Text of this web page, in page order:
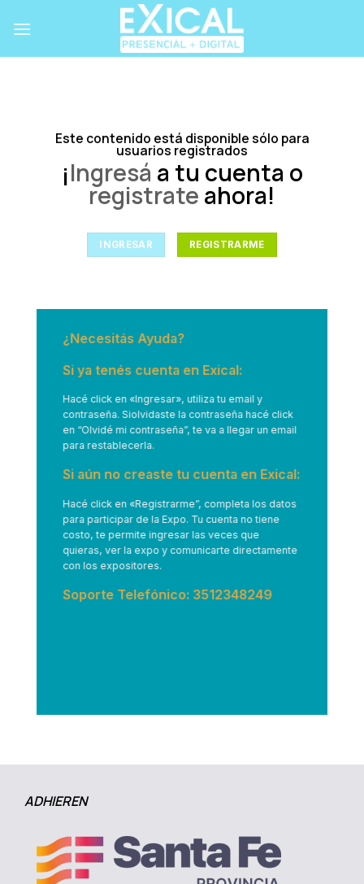
Este contenido está disponible sólo para
usuarios registrados
¡Ingresá a tu cuenta o
registrate ahora!
INGRESAR REGISTRARME
¿Necesitás Ayuda?
Si ya tenés cuenta en Exical:
Hacé click en «Ingresar», utiliza tu email y
contraseña. Siolvidaste la contraseña hacé click
en “Olvidé mi contraseña”, te va a llegar un email
para restablecerla.
Si aún no creaste tu cuenta en Exical:
Hacé click en «Registrarme”, completa los datos
para participar de la Expo. Tu cuenta no tiene
costo, te permite ingresar las veces que
quieras, ver la expo y comunicarte directamente
con los expositores.
Soporte Telefónico: 3512348249
ADHIEREN